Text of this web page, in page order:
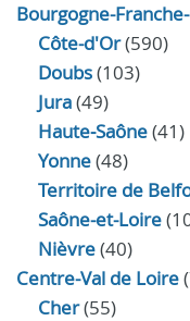
Bourgogne-
Côte-d'Or(590)
Doubs(103)
Jura(49)
Haute‑Saône(41)
Yonne(48)
Territoire de
Saône-et-Loire
Nièvre(40)
Centre-Val de Loire
Cher(55)